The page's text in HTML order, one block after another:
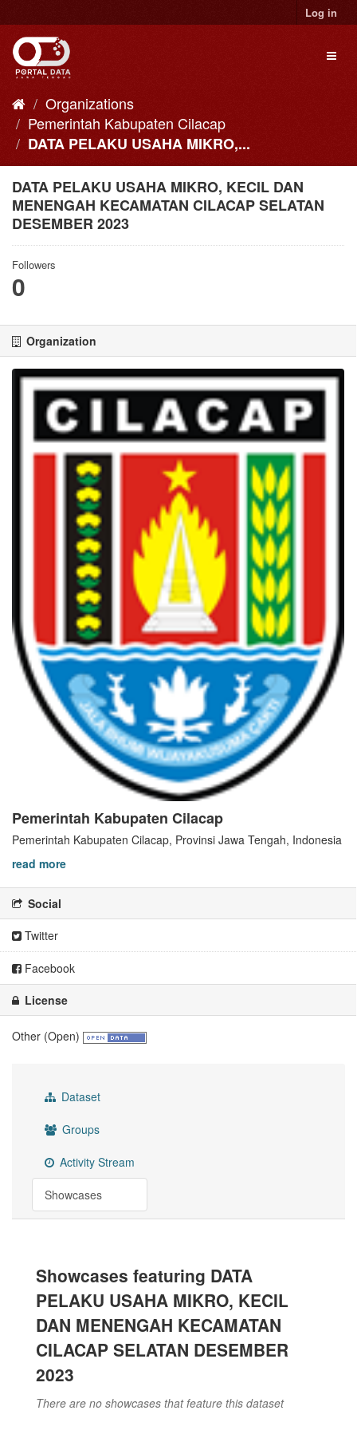
to
content
Log in
Organizations
Pemerintah Kabupaten Cilacap
DATA PELAKU USAHA MIKRO,...
DATA PELAKU USAHA MIKRO, KECIL DAN
MENENGAH KECAMATAN CILACAP SELATAN
DESEMBER 2023
Followers
0
Organization
Pemerintah Kabupaten Cilacap
Pemerintah Kabupaten Cilacap, Provinsi Jawa Tengah, Indonesia
read more
Social
Twitter
Facebook
License
Other (Open)
Dataset
Groups
Activity Stream
Showcases
Showcases featuring DATA
PELAKU USAHA MIKRO, KECIL
DAN MENENGAH KECAMATAN
CILACAP SELATAN DESEMBER
2023
There are no showcases that feature this dataset